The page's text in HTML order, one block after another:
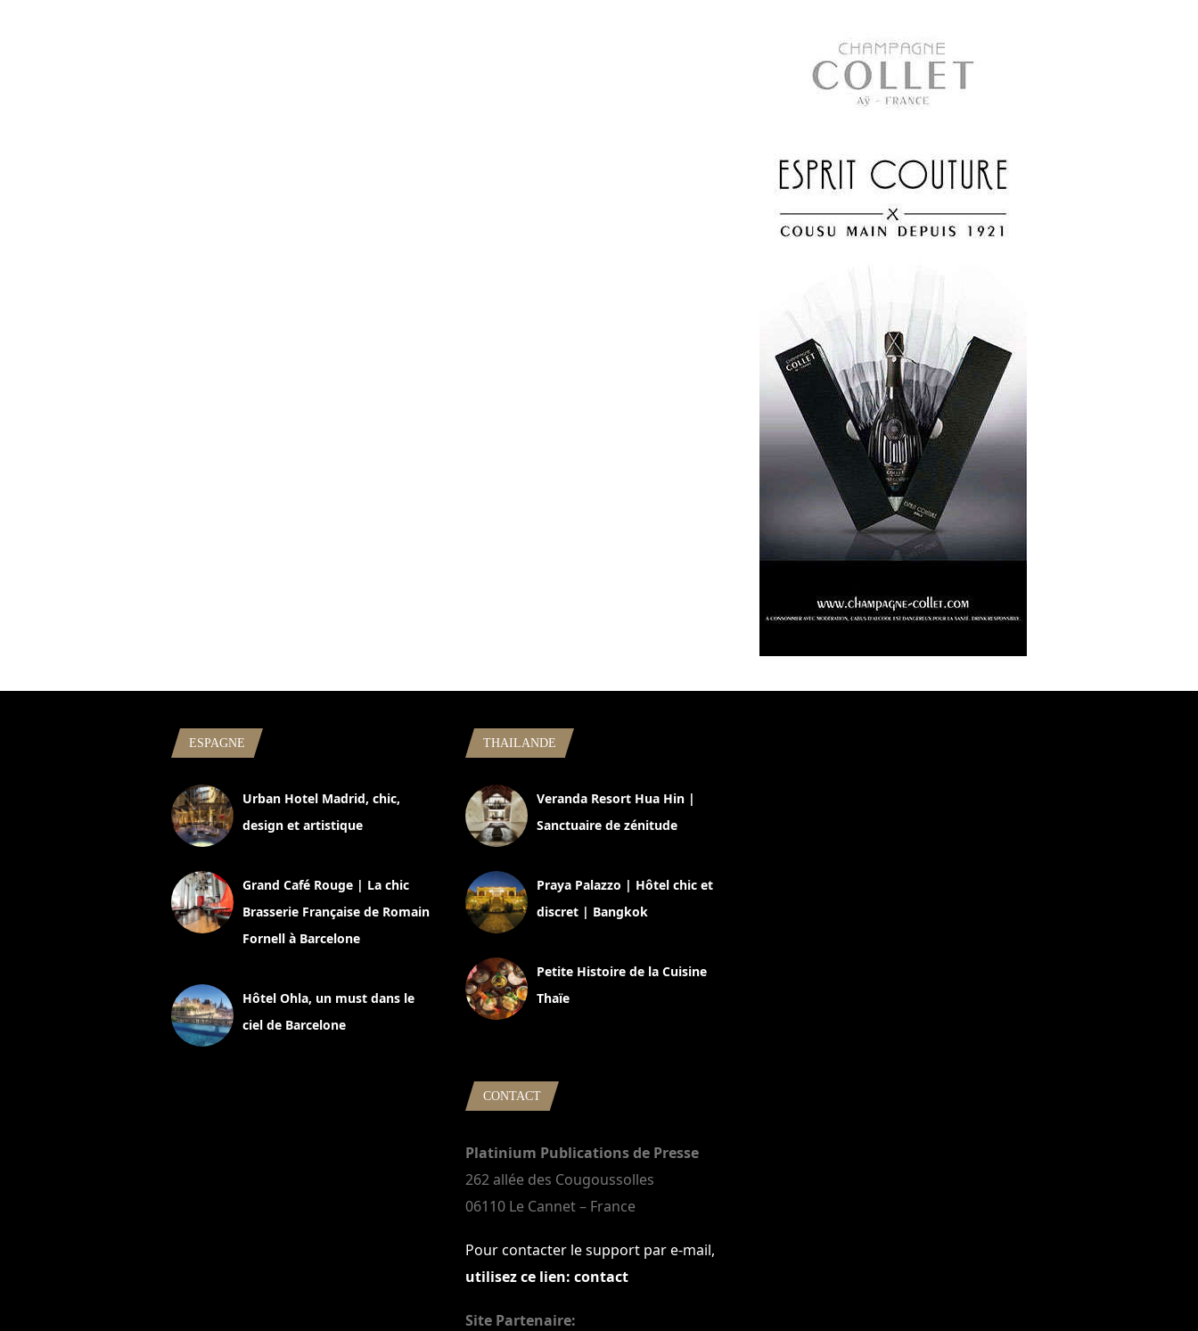
ESPAGNE
Urban Hotel Madrid, chic,
design et artistique
Grand Café Rouge | La chic
Brasserie Française de Romain
Fornell à Barcelone
Hôtel Ohla, un must dans le
ciel de Barcelone
THAILANDE
Veranda Resort Hua Hin |
Sanctuaire de zénitude
Praya Palazzo | Hôtel chic et
discret | Bangkok
Petite Histoire de la Cuisine
Thaïe
CONTACT
Platinium Publications de Presse
262 allée des Cougoussolles
06110 Le Cannet – France
Pour contacter le support par e-mail,
utilisez ce lien: contact
Site Partenaire: